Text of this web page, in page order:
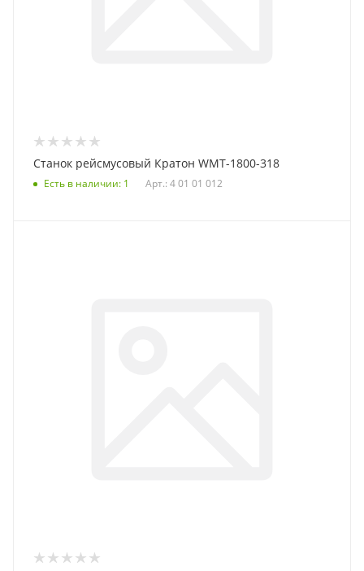
Станок рейсмусовый Кратон WMT-1800-318
Есть в наличии: 1 Арт.: 4 01 01 012